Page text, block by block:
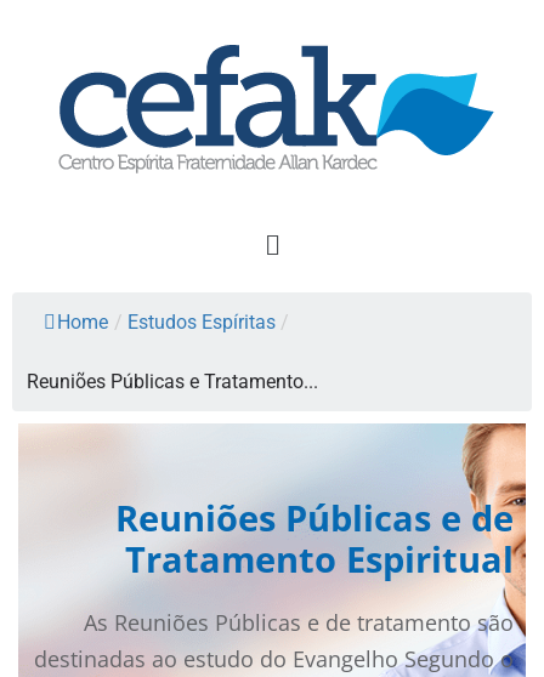
Home / Estudos Espíritas /
Reuniões Públicas e Tratamento...
Reuniões Públicas e de
Tratamento Espiritual
As Reuniões Públicas e de tratamento são
destinadas ao estudo do Evangelho Segundo o